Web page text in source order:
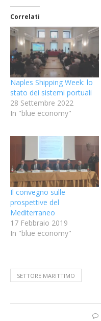
Correlati
Naples Shipping Week: lo
stato dei sistemi portuali
28 Settembre 2022
In "blue economy"
Il convegno sulle
prospettive del
Mediterraneo
17 Febbraio 2019
In "blue economy"
SETTORE MARITTIMO